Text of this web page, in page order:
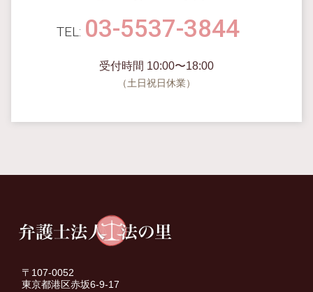
03-5537-3844
受付時間 10:00〜18:00
（土日祝日休業）
〒107-0052
東京都港区赤坂6-9-17